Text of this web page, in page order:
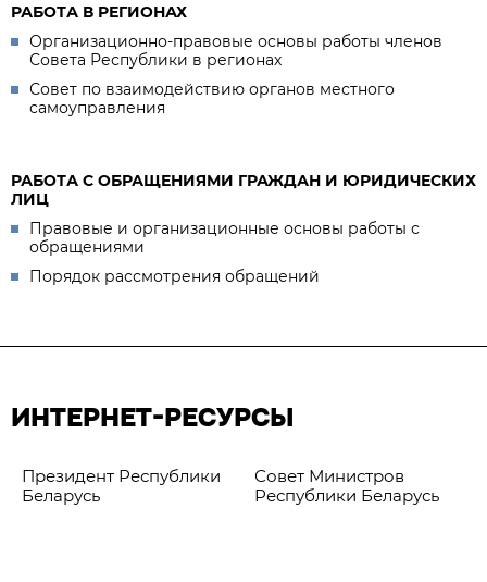
РАБОТА В РЕГИОНАХ
Организационно-правовые основы работы членов
Совета Республики в регионах
Совет по взаимодействию органов местного
самоуправления
РАБОТА С ОБРАЩЕНИЯМИ ГРАЖДАН И ЮРИДИЧЕСКИХ
ЛИЦ
Правовые и организационные основы работы с
обращениями
Порядок рассмотрения обращений
ИНТЕРНЕТ-РЕСУРСЫ
Президент Республики
Беларусь
Совет Министров
Республики Беларусь